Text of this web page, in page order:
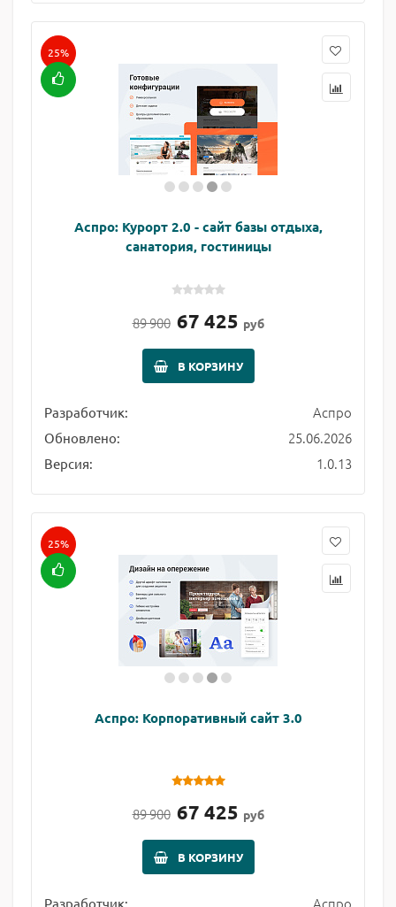
25%
Аспро: Курорт 2.0 - сайт базы отдыха,
санатория, гостиницы
89 900 67 425 руб
В КОРЗИНУ
Разработчик: Аспро
Обновлено: 25.06.2026
Версия: 1.0.13
25%
Аспро: Корпоративный сайт 3.0
89 900 67 425 руб
В КОРЗИНУ
Разработчик: Аспро